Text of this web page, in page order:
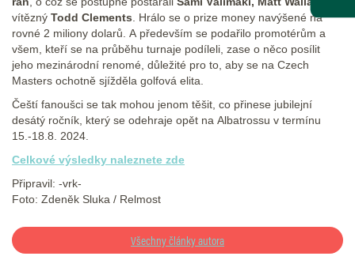
vítězný Todd Clements. Hrálo se o prize money navýšené na
rovné 2 miliony dolarů. A především se podařilo promotérům a
všem, kteří se na průběhu turnaje podíleli, zase o něco posílit
jeho mezinárodní renomé, důležité pro to, aby se na Czech
Masters ochotně sjížděla golfová elita.
Čeští fanoušci se tak mohou jenom těšit, co přinese jubilejní
desátý ročník, který se odehraje opět na Albatrossu v termínu
15.-18.8. 2024.
Celkové výsledky naleznete zde
Připravil: -vrk-
Foto: Zdeněk Sluka / Relmost
Všechny články autora